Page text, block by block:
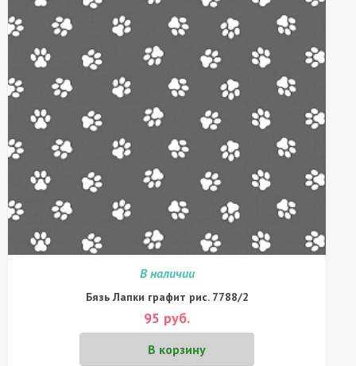
В наличии
Бязь Лапки графит рис. 7788/2
95 руб.
В корзину